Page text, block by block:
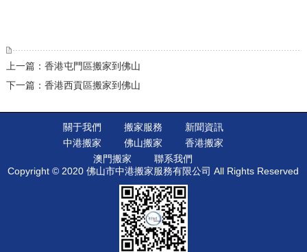
上一篇：香港屯門區搬家到佛山
下一篇：香港西貢區搬家到佛山
關于我們 搬家服務
新聞資訊
中港搬家
佛山搬家
香港搬家
澳門搬家
聯系我們
Copyright © 2020 佛山市中港搬家服務有限公司 All Rights Reserved